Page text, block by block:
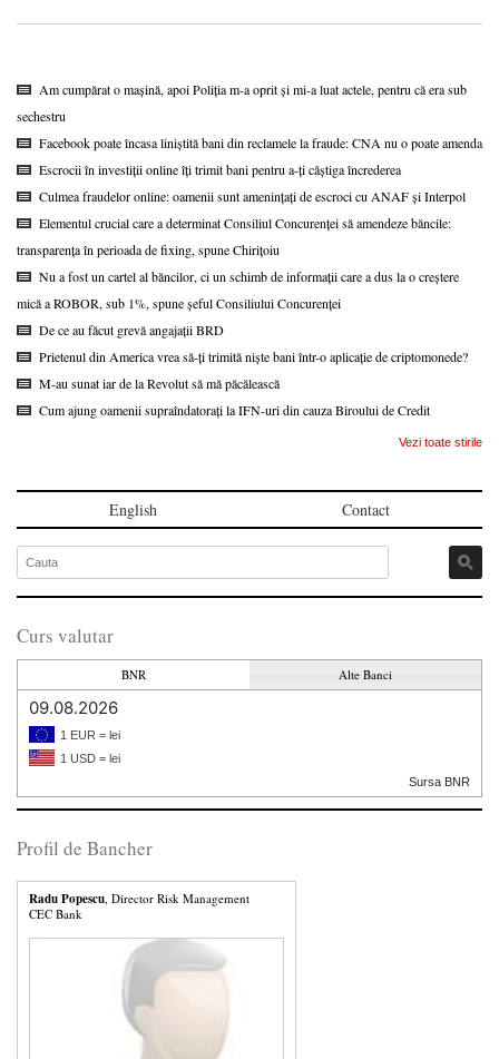
Am cumpărat o mașină, apoi Poliția m-a oprit și mi-a luat actele, pentru că era sub
sechestru
Facebook poate încasa liniștită bani din reclamele la fraude: CNA nu o poate amenda
Escrocii în investiții online îți trimit bani pentru a-ți câștiga încrederea
Culmea fraudelor online: oamenii sunt amenințați de escroci cu ANAF și Interpol
Elementul crucial care a determinat Consiliul Concurenței să amendeze băncile:
transparența în perioada de fixing, spune Chirițoiu
Nu a fost un cartel al băncilor, ci un schimb de informații care a dus la o creștere
mică a ROBOR, sub 1%, spune șeful Consiliului Concurenței
De ce au făcut grevă angajații BRD
Prietenul din America vrea să-ți trimită niște bani într-o aplicație de criptomonede?
M-au sunat iar de la Revolut să mă păcălească
Cum ajung oamenii supraîndatorați la IFN-uri din cauza Biroului de Credit
Vezi toate stirile
English Contact
Curs valutar
BNR Alte Banci
09.08.2026
1 EUR = lei
1 USD = lei
Sursa BNR
Profil de Bancher
Radu Popescu , Director Risk Management
CEC Bank